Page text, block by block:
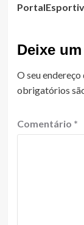
Deixe
O seu
obrigatórios
Comentário *